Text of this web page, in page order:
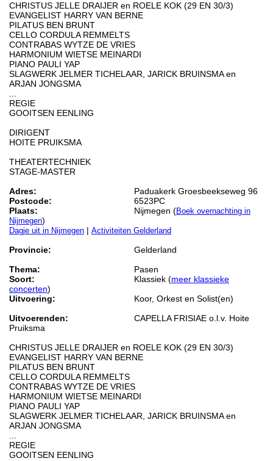
CHRISTUS JELLE DRAIJER en ROELE KOK (29 EN 30/3)
EVANGELIST HARRY VAN BERNE
PILATUS BEN BRUNT
CELLO CORDULA REMMELTS
CONTRABAS WYTZE DE VRIES
HARMONIUM WIETSE MEINARDI
PIANO PAULI YAP
SLAGWERK JELMER TICHELAAR, JARICK BRUINSMA en
ARJAN JONGSMA
...
REGIE
GOOITSEN EENLING
DIRIGENT
HOITE PRUIKSMA
THEATERTECHNIEK
STAGE-MASTER
Adres:
Paduakerk Groesbeekseweg 96
Postcode:
6523PC
Plaats:
Nijmegen (Boek overnachting in
Nijmegen)
Dagje uit in Nijmegen | Activiteiten Gelderland
Provincie:
Gelderland
Thema:
Pasen
Soort:
Klassiek (meer klassieke
concerten)
Uitvoering:
Koor, Orkest en Solist(en)
Uitvoerenden:
CAPELLA FRISIAE o.l.v. Hoite
Pruiksma
CHRISTUS JELLE DRAIJER en ROELE KOK (29 EN 30/3)
EVANGELIST HARRY VAN BERNE
PILATUS BEN BRUNT
CELLO CORDULA REMMELTS
CONTRABAS WYTZE DE VRIES
HARMONIUM WIETSE MEINARDI
PIANO PAULI YAP
SLAGWERK JELMER TICHELAAR, JARICK BRUINSMA en
ARJAN JONGSMA
...
REGIE
GOOITSEN EENLING